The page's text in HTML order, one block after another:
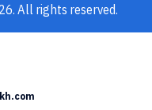
All rights reserved.